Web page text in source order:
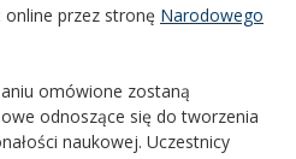
przez stronę Narodowego
omówione zostaną
odnoszące się do tworzenia
naukowej. Uczestnicy